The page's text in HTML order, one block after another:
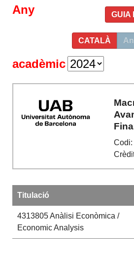
GUIA
CATALÀ
Any
acadèmic
Codi:
Titulació
4313805Anàlisi Econòmica /
Economic Analysis